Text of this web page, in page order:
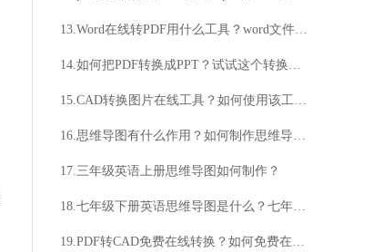
13.Word在线转PDF用什么工具？word文件另存为转换好用吗？
14.如何把PDF转换成PPT？试试这个转换方法
15.CAD转换图片在线工具？如何使用该工具？
16.思维导图有什么作用？如何制作思维导图？
17.三年级英语上册思维导图如何制作？
18.七年级下册英语思维导图是什么？七年级下册英语思维导图有什么作用？
19.PDF转CAD免费在线转换？如何免费在线将PDF转为CAD？